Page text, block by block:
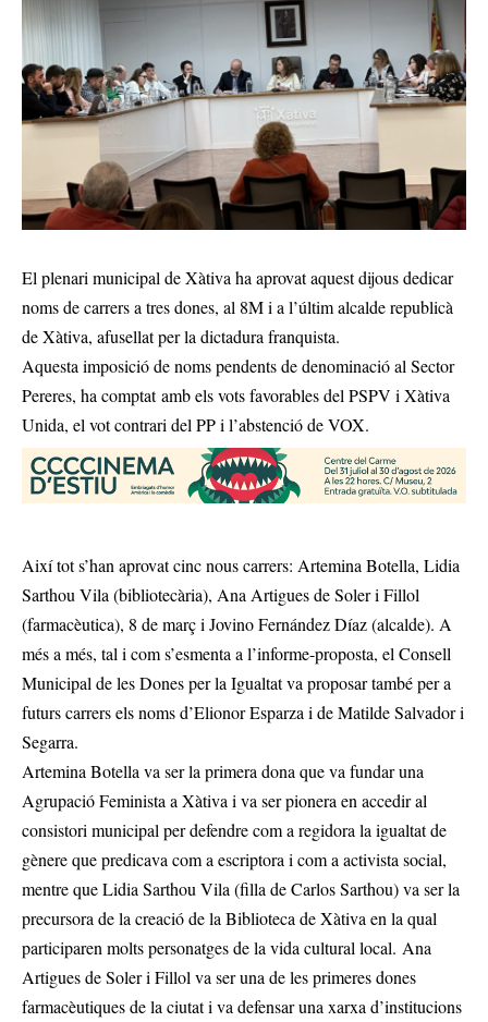
El plenari municipal de Xàtiva ha aprovat aquest dijous dedicar
noms de carrers a tres dones, al 8M i a l’últim alcalde republicà
de Xàtiva, afusellat per la dictadura franquista.
Aquesta imposició de noms pendents de denominació al Sector
Pereres, ha comptat amb els vots favorables del PSPV i Xàtiva
Unida, el vot contrari del PP i l’abstenció de VOX.
Així tot s’han aprovat cinc nous carrers: Artemina Botella, Lidia
Sarthou Vila (bibliotecària), Ana Artigues de Soler i Fillol
(farmacèutica), 8 de març i Jovino Fernández Díaz (alcalde). A
més a més, tal i com s’esmenta a l’informe-proposta, el Consell
Municipal de les Dones per la Igualtat va proposar també per a
futurs carrers els noms d’Elionor Esparza i de Matilde Salvador i
Segarra.
Artemina Botella va ser la primera dona que va fundar una
Agrupació Feminista a Xàtiva i va ser pionera en accedir al
consistori municipal per defendre com a regidora la igualtat de
gènere que predicava com a escriptora i com a activista social,
mentre que Lidia Sarthou Vila (filla de Carlos Sarthou) va ser la
precursora de la creació de la Biblioteca de Xàtiva en la qual
participaren molts personatges de la vida cultural local. Ana
Artigues de Soler i Fillol va ser una de les primeres dones
farmacèutiques de la ciutat i va defensar una xarxa d’institucions